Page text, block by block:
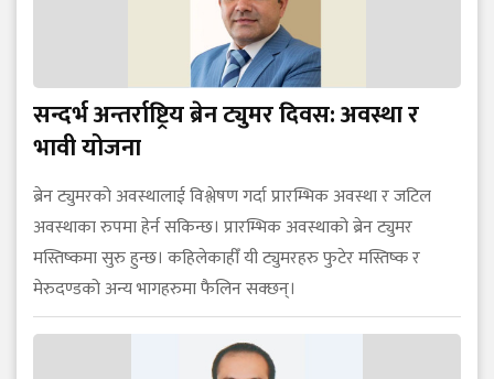
सन्दर्भ अन्तर्राष्ट्रिय ब्रेन ट्युमर दिवस: अवस्था र
भावी योजना
ब्रेन ट्युमरको अवस्थालाई विश्लेषण गर्दा प्रारम्भिक अवस्था र जटिल
अवस्थाका रुपमा हेर्न सकिन्छ। प्रारम्भिक अवस्थाको ब्रेन ट्युमर
मस्तिष्कमा सुरु हुन्छ। कहिलेकाहीँ यी ट्युमरहरु फुटेर मस्तिष्क र
मेरुदण्डको अन्य भागहरुमा फैलिन सक्छन्।